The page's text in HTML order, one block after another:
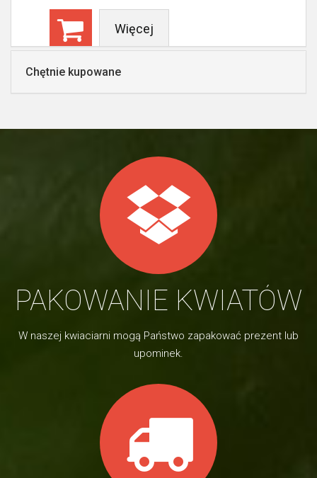
Więcej
Chętnie kupowane
PAKOWANIE KWIATÓW
W naszej kwiaciarni mogą Państwo zapakować prezent lub
upominek.